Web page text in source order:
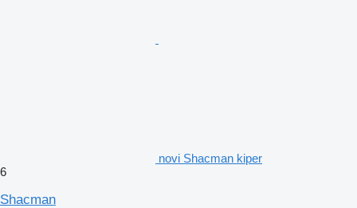
novi Shacman kiper
6
Shacman